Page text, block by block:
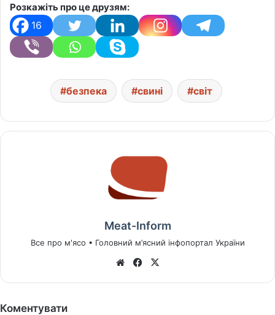
Розкажіть про це друзям:
16
безпека свині світ
Meat-Inform
Все про м'ясо • Головний м’ясний інфопортал України
We
Fa
Коментувати